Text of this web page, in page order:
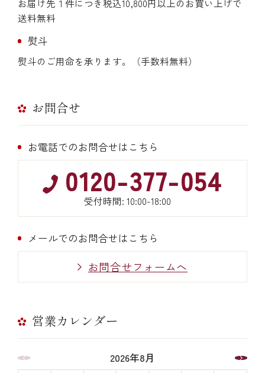
お届け先１件につき税込10,800円以上のお買い上げで
送料無料
熨斗
熨斗のご用命を承ります。（手数料無料）
お問合せ
お電話でのお問合せはこちら
0120-377-054
受付時間: 10:00-18:00
メールでのお問合せはこちら
お問合せフォームへ
営業カレンダー
2026年8月